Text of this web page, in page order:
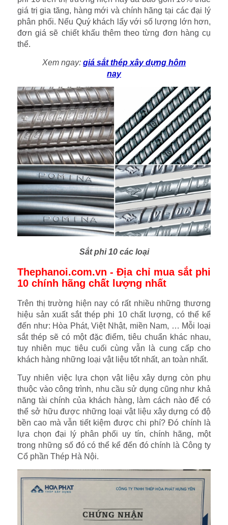
giá trị gia tăng, hàng mới và chính hãng tại các đại lý
phân phối. Nếu Quý khách lấy với số lượng lớn hơn,
đơn giá sẽ chiết khấu thêm theo từng đơn hàng cụ
thể.
Xem ngay: giá sắt thép xây dựng hôm
nay
Sắt phi 10 các loại
Thephanoi.com.vn - Địa chỉ mua sắt phi
10 chính hãng chất lượng nhất
Trên thị trường hiện nay có rất nhiều những thương
hiệu sản xuất sắt thép phi 10 chất lượng, có thể kể
đến như: Hòa Phát, Việt Nhật, miền Nam, … Mỗi loại
sắt thép sẽ có một đặc điểm, tiêu chuẩn khác nhau,
tuy nhiên mục tiêu cuối cùng vẫn là cung cấp cho
khách hàng những loại vật liệu tốt nhất, an toàn nhất.
Tuy nhiên việc lựa chọn vật liệu xây dựng còn phụ
thuộc vào công trình, nhu cầu sử dụng cũng như khả
năng tài chính của khách hàng, làm cách nào để có
thể sở hữu được những loại vật liệu xây dựng có độ
bền cao mà vẫn tiết kiệm được chi phí? Đó chính là
lựa chọn đại lý phân phối uy tín, chính hãng, một
trong những số đó có thể kể đến đó chính là Công ty
Cổ phần Thép Hà Nội.